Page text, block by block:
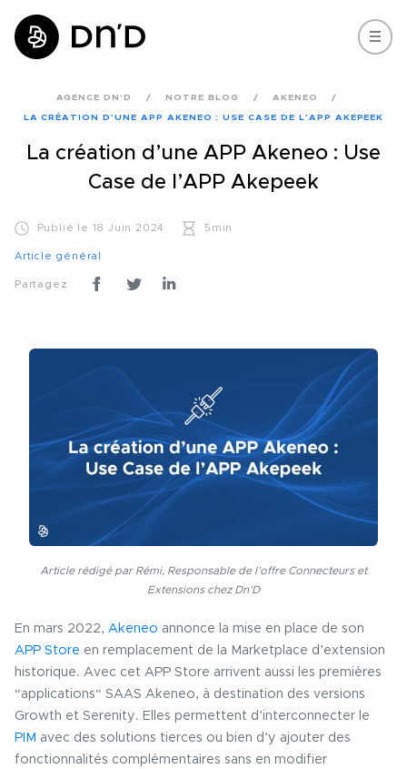
AGENCE DN'D NOTRE BLOG AKENEO
LA CRÉATION D’UNE APP AKENEO : USE CASE DE L’APP AKEPEEK
La création d’une APP Akeneo : Use
Case de l’APP Akepeek
Publié le 18 Juin 2024 5min
Article général
Partagez
Article rédigé par Rémi, Responsable de l’offre Connecteurs et
Extensions chez Dn’D
En mars 2022, Akeneo annonce la mise en place de son
APP Store en remplacement de la Marketplace d’extension
historique. Avec cet APP Store arrivent aussi les premières
“applications“ SAAS Akeneo, à destination des versions
Growth et Serenity. Elles permettent d’interconnecter le
PIM avec des solutions tierces ou bien d’y ajouter des
fonctionnalités complémentaires sans en modifier